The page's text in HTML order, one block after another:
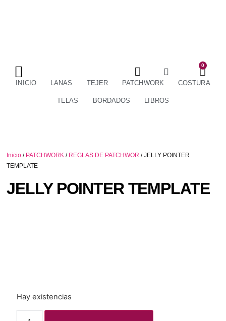
0
INICIO LANAS TEJER PATCHWORK COSTURA
TELAS BORDADOS LIBROS
Inicio / PATCHWORK / REGLAS DE PATCHWOR / JELLY POINTER
TEMPLATE
JELLY POINTER TEMPLATE
Hay existencias